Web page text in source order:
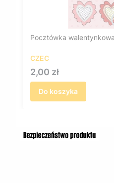
Pocztówka
CZEC
Cena
2,00 zł
Do koszyka